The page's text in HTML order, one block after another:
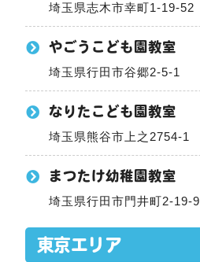
埼玉県志木市幸町1-19-52
やごうこども園教室
埼玉県行田市谷郷2-5-1
なりたこども園教室
埼玉県熊谷市上之2754-1
まつたけ幼稚園教室
埼玉県行田市門井町2-19-9
東京エリア